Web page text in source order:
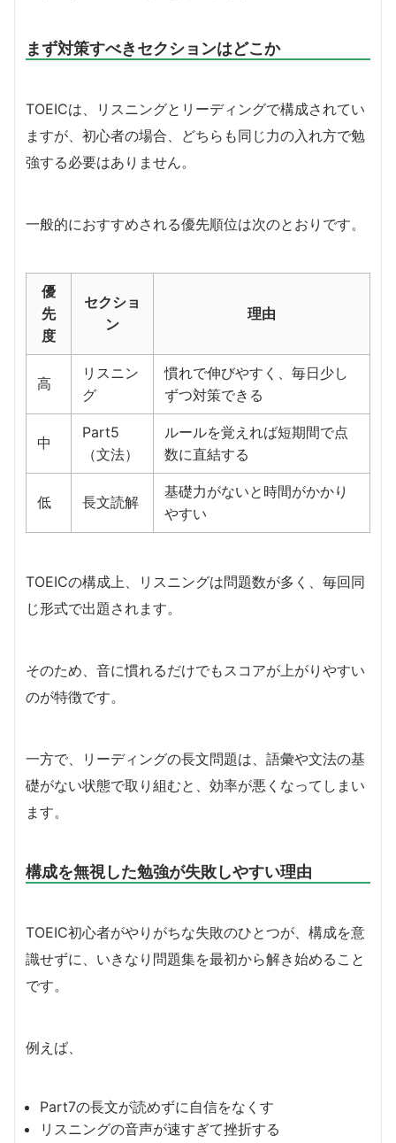
まず対策すべきセクションはどこか
TOEICは、リスニングとリーディングで構成されてい
ますが、初心者の場合、どちらも同じ力の入れ方で勉
強する必要はありません。
一般的におすすめされる優先順位は次のとおりです。
優
先
度
セクショ
ン
理由
高
リスニン
グ
慣れで伸びやすく、毎日少し
ずつ対策できる
中
Part5
（文法）
ルールを覚えれば短期間で点
数に直結する
低 長文読解
基礎力がないと時間がかかり
やすい
TOEICの構成上、リスニングは問題数が多く、毎回同
じ形式で出題されます。
そのため、音に慣れるだけでもスコアが上がりやすい
のが特徴です。
一方で、リーディングの長文問題は、語彙や文法の基
礎がない状態で取り組むと、効率が悪くなってしまい
ます。
構成を無視した勉強が失敗しやすい理由
TOEIC初心者がやりがちな失敗のひとつが、構成を意
識せずに、いきなり問題集を最初から解き始めること
です。
例えば、
Part7の長文が読めずに自信をなくす
リスニングの音声が速すぎて挫折する